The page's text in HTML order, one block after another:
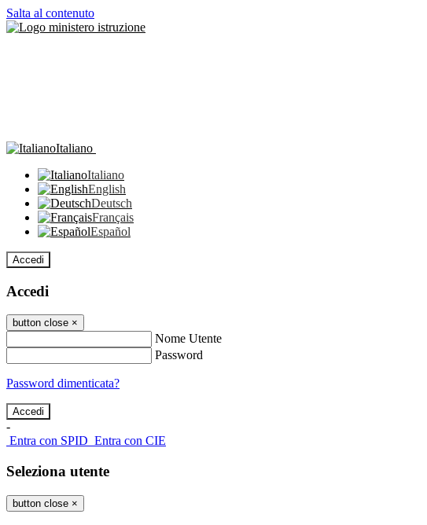
Salta al contenuto
Italiano
Italiano
English
Deutsch
Français
Español
Accedi
Accedi
button close ×
Nome Utente
Password
Password dimenticata?
-
Entra con SPID Entra con CIE
Seleziona utente
button close ×